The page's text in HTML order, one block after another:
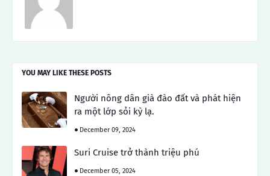
YOU MAY LIKE THESE POSTS
Người nông dân già đào đất và phát hiện
ra một lớp sỏi kỳ lạ.
December 09, 2024
Suri Cruise trở thành triệu phú
December 05, 2024